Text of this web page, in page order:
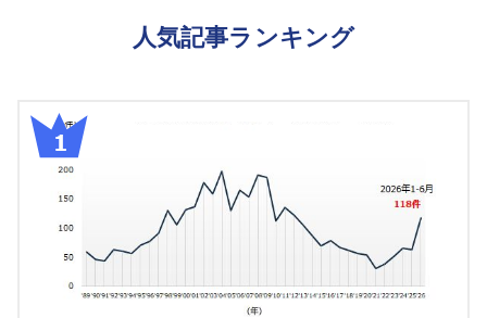
人気記事ランキング